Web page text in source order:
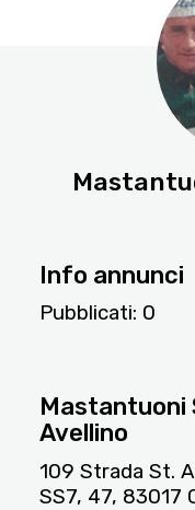
Info annunci
Pubblicati: 0
Mastantuoni
Avellino
109 Strada St.
SS7, 47, 83017